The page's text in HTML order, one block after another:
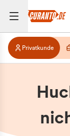
Privatkunde